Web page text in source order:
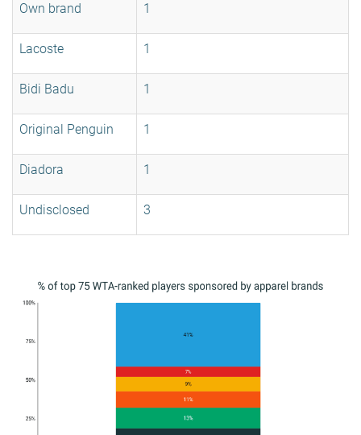
Own brand 1
Lacoste 1
Bidi Badu 1
Original Penguin 1
Diadora 1
Undisclosed 3